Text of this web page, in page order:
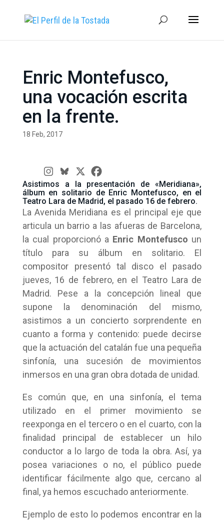
Enric Montefusco,
una vocación escrita
en la frente.
18 Feb, 2017
Asistimos a la presentación de «Meridiana»,
álbum en solitario de Enric Montefusco, en el
Teatro Lara de Madrid, el pasado 16 de febrero.
La Avenida Meridiana es el principal eje que
articula un barrio a las afueras de Barcelona,
la cual proporcionó a Enric Montefusco un
título para su álbum en solitario. El
compositor presentó tal disco el pasado
jueves, 16 de febrero, en el Teatro Lara de
Madrid. Pese a la concepción lineal que
supone la denominación del mismo,
asistimos a un concierto sorprendente en
cuanto a forma y contenido: puede decirse
que la actuación del catalán fue una pequeña
sinfonía, una sucesión de movimientos
inmersos en una gran obra dotada de unidad.
Es común que, en una sinfonía, el tema
utilizado en el primer movimiento se
reexponga en el tercero o en el cuarto, con la
finalidad principal de establecer un hilo
conductor a lo largo de toda la obra. Así, ya
posea variaciones o no, el público puede
identificar fácilmente algo que, cercano al
final, ya hemos escuchado anteriormente.
Ejemplo de esto lo podemos encontrar en la